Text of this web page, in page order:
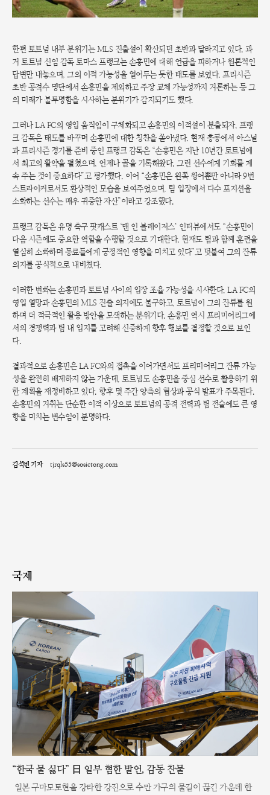
한편 토트넘 내부 분위기는 MLS 진출설이 확산되던 초반과 달라지고 있다. 과
거 토트넘 신임 감독 토마스 프랭크는 손흥민에 대해 언급을 피하거나 원론적인
답변만 내놓으며, 그의 이적 가능성을 열어두는 듯한 태도를 보였다. 프리시즌
초반 공격수 명단에서 손흥민을 제외하고 주장 교체 가능성까지 거론하는 등 그
의 미래가 불투명함을 시사하는 분위기가 감지되기도 했다.
그러나 LA FC의 영입 움직임이 구체화되고 손흥민의 이적설이 분출되자, 프랭
크 감독은 태도를 바꾸며 손흥민에 대한 칭찬을 쏟아냈다. 현재 홍콩에서 아스널
과 프리시즌 경기를 준비 중인 프랭크 감독은 “손흥민은 지난 10년간 토트넘에
서 최고의 활약을 펼쳤으며, 언제나 골을 기록해왔다. 그런 선수에게 기회를 계
속 주는 것이 중요하다”고 평가했다. 이어 “손흥민은 왼쪽 윙어뿐만 아니라 9번
스트라이커로서도 환상적인 모습을 보여주었으며, 팀 입장에서 다수 포지션을
소화하는 선수는 매우 귀중한 자산”이라고 강조했다.
프랭크 감독은 유명 축구 팟캐스트 ‘맨 인 블레이저스’ 인터뷰에서도 “손흥민이
다음 시즌에도 중요한 역할을 수행할 것으로 기대한다. 현재도 팀과 함께 훈련을
열심히 소화하며 동료들에게 긍정적인 영향을 미치고 있다”고 덧붙여 그의 잔류
의지를 공식적으로 내비쳤다.
이러한 변화는 손흥민과 토트넘 사이의 입장 조율 가능성을 시사한다. LA FC의
영입 열망과 손흥민의 MLS 진출 의지에도 불구하고, 토트넘이 그의 잔류를 원
하며 더 적극적인 활용 방안을 모색하는 분위기다. 손흥민 역시 프리미어리그에
서의 경쟁력과 팀 내 입지를 고려해 신중하게 향후 행보를 결정할 것으로 보인
다.
결과적으로 손흥민은 LA FC와의 접촉을 이어가면서도 프리미어리그 잔류 가능
성을 완전히 배제하지 않는 가운데, 토트넘도 손흥민을 중심 선수로 활용하기 위
한 계획을 재정비하고 있다. 향후 몇 주간 양측의 협상과 공식 발표가 주목된다.
손흥민의 거취는 단순한 이적 이상으로 토트넘의 공격 전력과 팀 전술에도 큰 영
향을 미치는 변수임이 분명하다.
김석빈 기자 tjrqls55@sosictong.com
국제
“한국 물 싫다” 日 일부 혐한 발언, 감동 찬물
일본 구마모토현을 강타한 강진으로 수만 가구의 물길이 끊긴 가운데 한